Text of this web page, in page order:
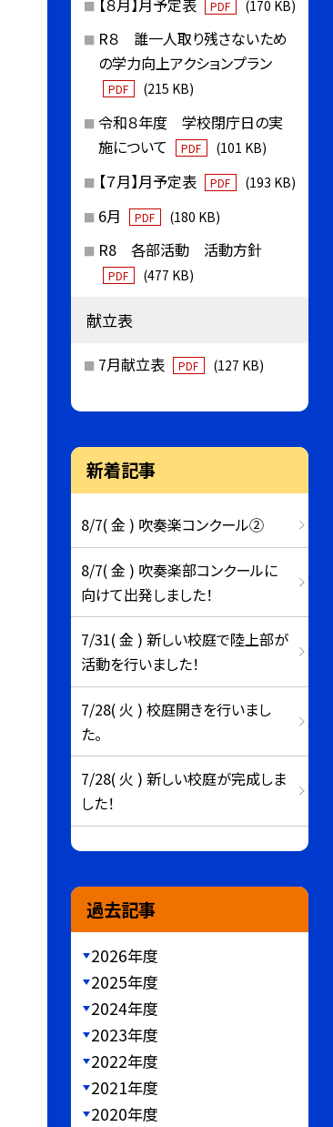
PDF (170 KB)
R８ 誰一人取り残さないため
の学力向上アクションプラン
PDF (215 KB)
令和８年度 学校閉庁日の実
施について
PDF (101 KB)
【７月】月予定表 PDF (193 KB)
6月 PDF (180 KB)
R8 各部活動 活動方針
PDF (477 KB)
献立表
7月献立表 PDF (127 KB)
新着記事
8/7( 金 ) 吹奏楽コンクール②
8/7( 金 ) 吹奏楽部コンクールに
向けて出発しました！
7/31( 金 ) 新しい校庭で陸上部が
活動を行いました！
7/28( 火 ) 校庭開きを行いまし
た。
7/28( 火 ) 新しい校庭が完成しま
した！
過去記事
2026年度
2025年度
2024年度
2023年度
2022年度
2021年度
2020年度